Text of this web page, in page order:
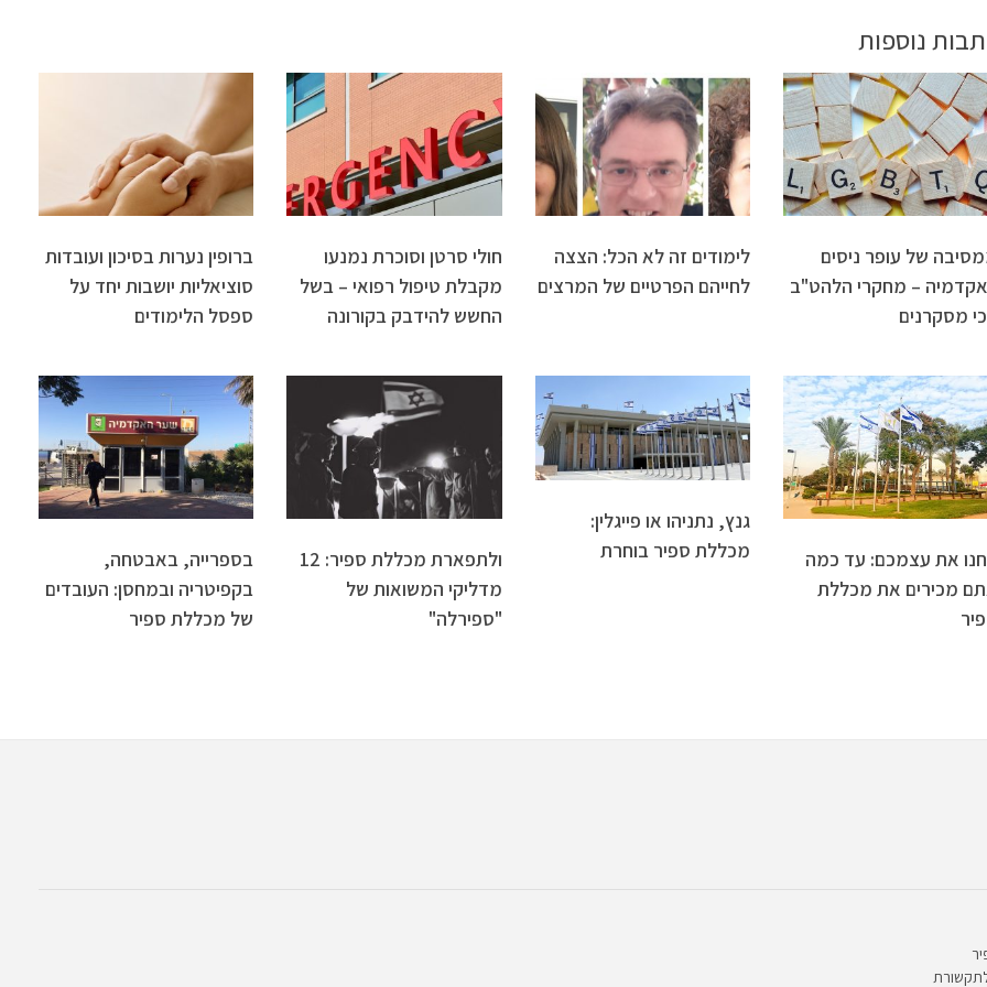
נוספות
של עופר ניסים
– מחקרי הלהט"ב
מסקרנים
לימודים זה לא הכל: הצצה
לחייהם הפרטיים של המרצים
חולי סרטן וסוכרת נמנעו
מקבלת טיפול רפואי – בשל
החשש להידבק בקורונה
ברופין נערות בסיכון ועובדות
סוציאליות יושבות יחד על
ספסל הלימודים
את עצמכם: עד כמה
מכירים את מכללת
גנץ, נתניהו או פייגלין:
מכללת ספיר בוחרת
ולתפארת מכללת ספיר: 12
מדליקי המשואות של
"ספירלה"
בספרייה, באבטחה,
בקפיטריה ובמחסן: העובדים
של מכללת ספיר